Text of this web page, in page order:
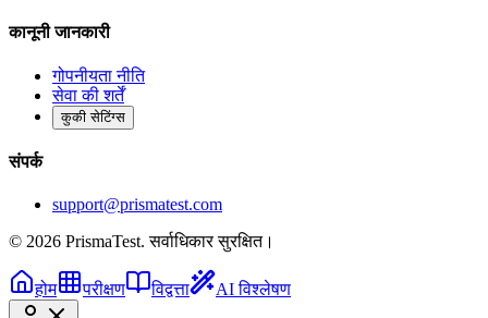
कानूनी जानकारी
गोपनीयता नीति
सेवा की शर्तें
कुकी सेटिंग्स
संपर्क
support@prismatest.com
© 2026 PrismaTest. सर्वाधिकार सुरक्षित।
होम परीक्षण विद्वत्ता AI विश्लेषण